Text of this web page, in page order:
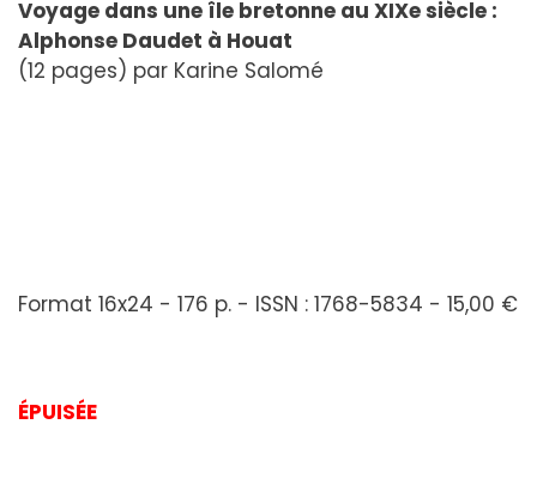
Voyage dans une île bretonne au XIXe siècle :
Alphonse Daudet à Houat
(12 pages) par Karine Salomé
Format 16x24 - 176 p. - ISSN : 1768-5834 - 15,00 €
ÉPUISÉE